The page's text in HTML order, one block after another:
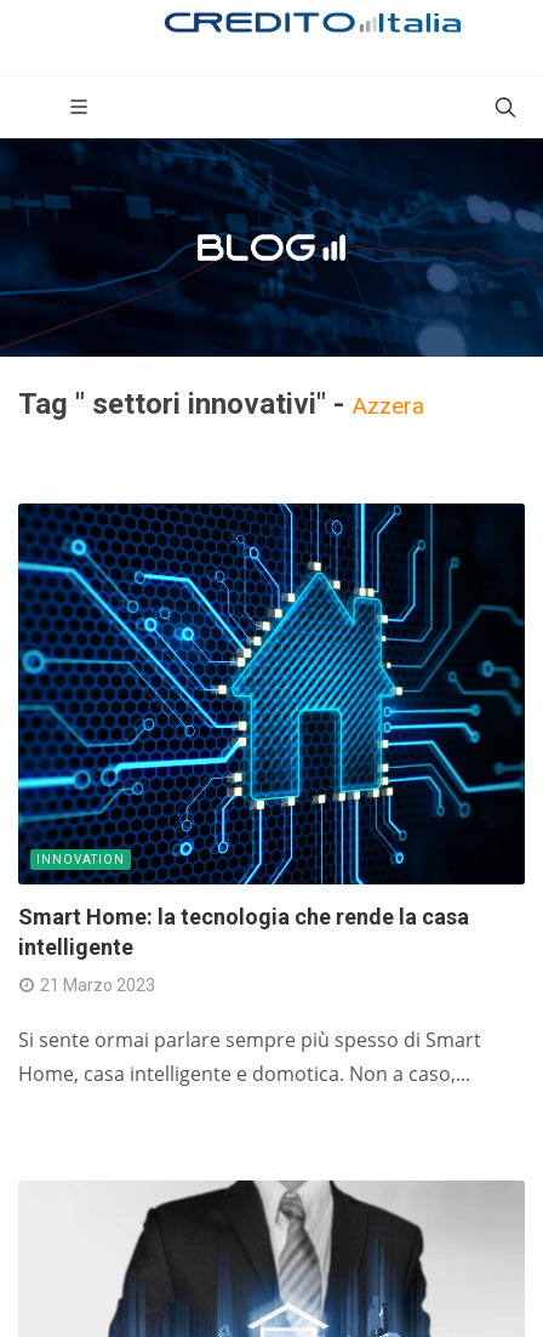
Tag " settori innovativi" - Azzera
INNOVATION
Smart Home: la tecnologia che rende la casa
intelligente
21 Marzo 2023
Si sente ormai parlare sempre più spesso di Smart
Home, casa intelligente e domotica. Non a caso,...